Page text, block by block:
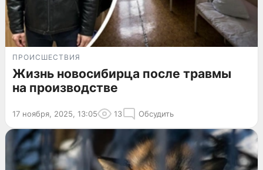
ПРОИСШЕСТВИЯ
Жизнь новосибирца после травмы
на производстве
17 ноября, 2025, 13:05 13 Обсудить